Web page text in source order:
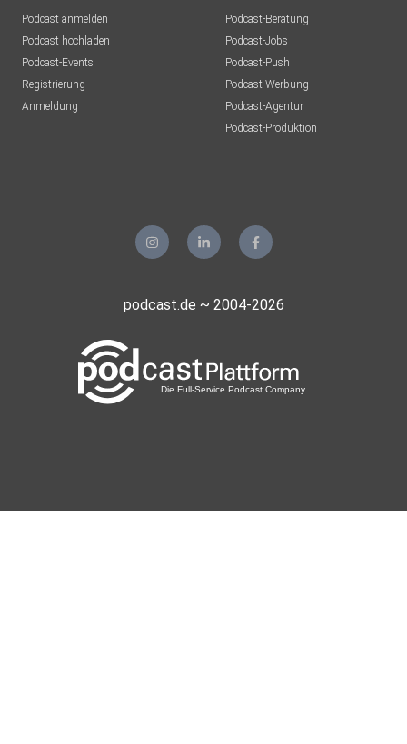
Podcast anmelden
Podcast hochladen
Podcast-Events
Registrierung
Anmeldung
Podcast-Beratung
Podcast-Jobs
Podcast-Push
Podcast-Werbung
Podcast-Agentur
Podcast-Produktion
podcast.de ~ 2004-2026